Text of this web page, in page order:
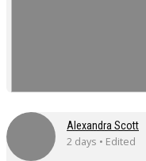
Alexandra Scott
2 days • Edited